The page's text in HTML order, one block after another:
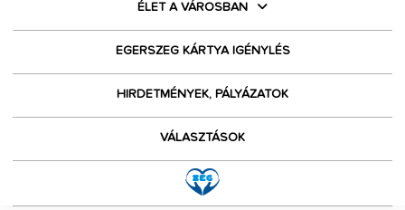
ÉLET A VÁROSBAN
EGERSZEG KÁRTYA IGÉNYLÉS
HIRDETMÉNYEK, PÁLYÁZATOK
VÁLASZTÁSOK